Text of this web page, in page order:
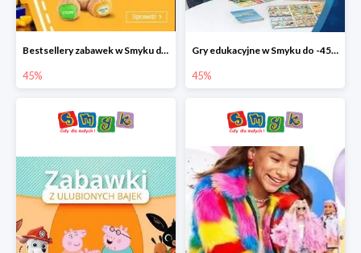
Bestsellery zabawek w Smyku do -45%
45%
Gry edukacyjne w Smyku do -45%
45%